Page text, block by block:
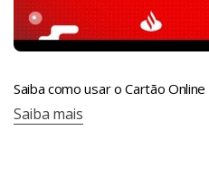
Saiba como usar o Cartão
Saiba mais